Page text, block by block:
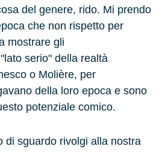
del genere, rido. Mi prendo
che non rispetto per
mostrare gli
serio" della realtà
o Molière, per
della loro epoca e sono
potenziale comico.
di sguardo rivolgi alla nostra